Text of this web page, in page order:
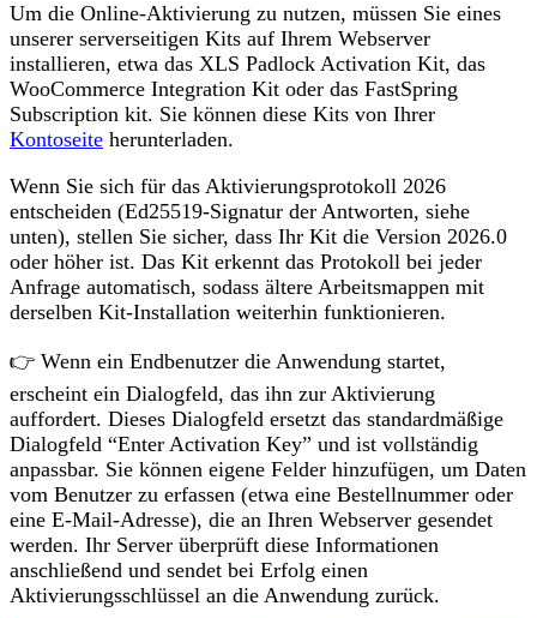
Um die Online-Aktivierung zu nutzen, müssen Sie eines
unserer serverseitigen Kits auf Ihrem Webserver
installieren, etwa das XLS Padlock Activation Kit, das
WooCommerce Integration Kit oder das FastSpring
Subscription kit. Sie können diese Kits von Ihrer
Kontoseite herunterladen.
Wenn Sie sich für das Aktivierungsprotokoll 2026
entscheiden (Ed25519-Signatur der Antworten, siehe
unten), stellen Sie sicher, dass Ihr Kit die Version 2026.0
oder höher ist. Das Kit erkennt das Protokoll bei jeder
Anfrage automatisch, sodass ältere Arbeitsmappen mit
derselben Kit-Installation weiterhin funktionieren.
👉 Wenn ein Endbenutzer die Anwendung startet,
erscheint ein Dialogfeld, das ihn zur Aktivierung
auffordert. Dieses Dialogfeld ersetzt das standardmäßige
Dialogfeld “Enter Activation Key” und ist vollständig
anpassbar. Sie können eigene Felder hinzufügen, um Daten
vom Benutzer zu erfassen (etwa eine Bestellnummer oder
eine E-Mail-Adresse), die an Ihren Webserver gesendet
werden. Ihr Server überprüft diese Informationen
anschließend und sendet bei Erfolg einen
Aktivierungsschlüssel an die Anwendung zurück.